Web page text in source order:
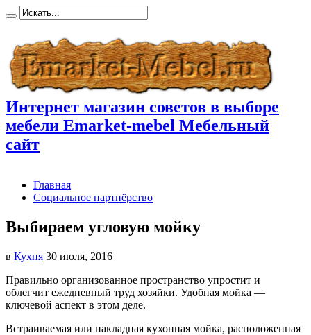
Интернет магазин советов в выборе
мебели Emarket-mebel Мебельный
сайт
Главная
Социальное партнёрство
Выбираем угловую мойку
в Кухня 30 июля, 2016
Правильно организованное пространство упростит и
облегчит ежедневный труд хозяйки. Удобная мойка —
ключевой аспект в этом деле.
Встраиваемая или накладная кухонная мойка, расположенная